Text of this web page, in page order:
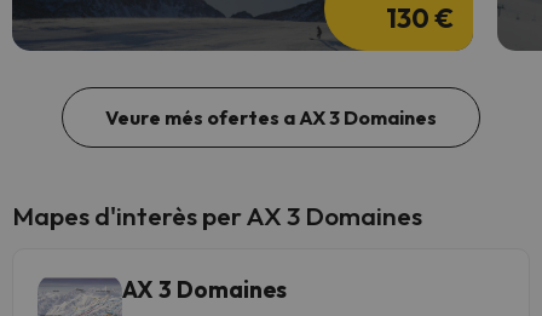
130 €
Veure més ofertes a AX 3 Domaines
Mapes d'interès per AX 3 Domaines
AX 3 Domaines